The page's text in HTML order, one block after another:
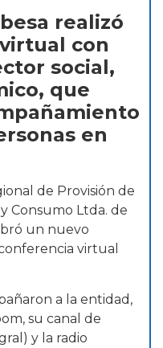
realizó
con
social,
que
en
de Provisión de
Consumo Ltda. de
un nuevo
virtual
a la entidad,
su canal de
y la radio